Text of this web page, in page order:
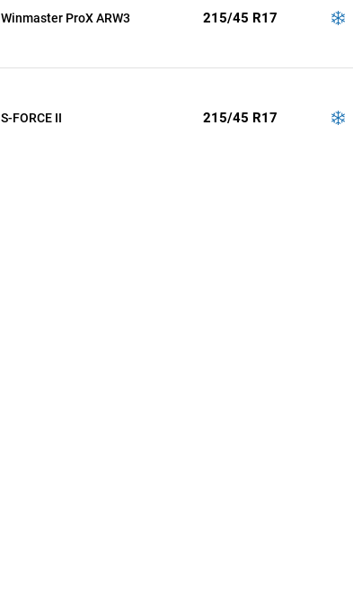
Winmaster ProX ARW3 215/45 R17
S-FORCE II 215/45 R17